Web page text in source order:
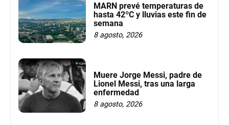
MARN prevé temperaturas de
hasta 42ºC y lluvias este fin de
semana
8 agosto, 2026
Muere Jorge Messi, padre de
Lionel Messi, tras una larga
enfermedad
8 agosto, 2026